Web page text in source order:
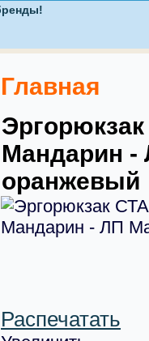
Главная
Мандарин -
оранжевый
Распечатать